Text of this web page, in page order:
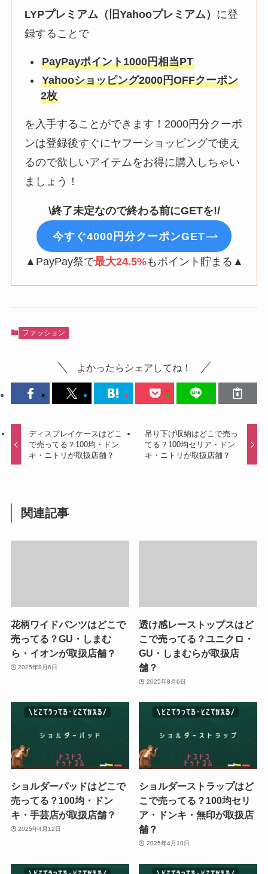
LYPプレミアム（旧Yahooプレミアム） に登
録することで
PayPayポイント1000円相当PT
Yahooショッピング2000円OFFクーポン
2枚
を入手することができます！2000円分クーポ
ンは登録後すぐにヤフーショッピングで使え
るので欲しいアイテムをお得に購入しちゃい
ましょう！
\終了未定なので終わる前にGETを!/
今すぐ4000円分クーポンGET
▲PayPay祭で最大24.5%もポイント貯まる▲
ファッション
よかったらシェアしてね！
ディスプレイケースはどこ
で売ってる？100均・ドン
キ・ニトリが取扱店舗？
吊り下げ収納はどこで売っ
てる？100均セリア・ドン
キ・ニトリが取扱店舗？
関連記事
花柄ワイドパンツはどこで
売ってる？GU・しまむ
ら・イオンが取扱店舗？
2025年8月6日
透け感レーストップスはど
こで売ってる？ユニクロ・
GU・しまむらが取扱店
舗？
2025年8月6日
ショルダーパッドはどこで
売ってる？100均・ドン
キ・手芸店が取扱店舗？
2025年4月12日
ショルダーストラップはど
こで売ってる？100均セリ
ア・ドンキ・無印が取扱店
舗？
2025年4月10日